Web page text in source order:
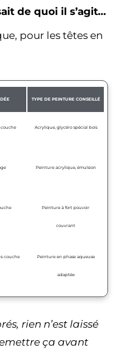
de quoi il s’agit…
pour les têtes en
TYPE DE PEINTURE CONSEILLÉ
Acrylique, glycéro spécial bois
Peinture acrylique, émulsion
Peinture à fort pouvoir
couvrant
couche Peinture en phase aqueuse
adaptée
rien n’est laissé
ça avant